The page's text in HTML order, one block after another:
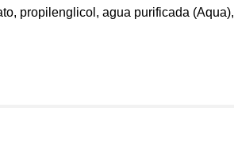
propilenglicol, agua purificada (Aqua),